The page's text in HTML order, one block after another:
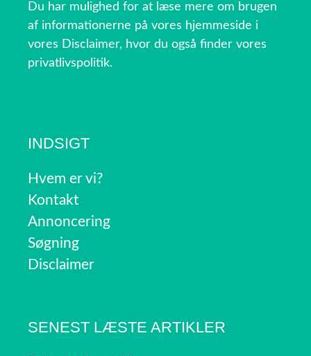
Du har mulighed for at læse mere om brugen
af informationerne på vores hjemmeside i
vores Disclaimer, hvor du også finder vores
privatlivspolitik.
INDSIGT
Hvem er vi?
Kontakt
Annoncering
Søgning
Disclaimer
SENEST LÆSTE ARTIKLER